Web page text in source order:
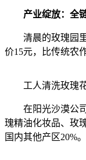
产业绽放：全
清晨的玫瑰园里
价15元，比传统农
工人清洗玫瑰
在阳光沙漠公司
瑰精油化妆品、玫
国内其他产区20%。